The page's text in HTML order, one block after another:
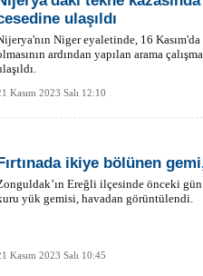
ulaşıldı
Niger eyaletinde, 16
ardından yapılan arama
Kasım 2023 Salı 12:10
ikiye bölünen
Ereğli ilçesinde önceki
yük gemisi, havadan görüntülendi.
Kasım 2023 Salı 10:45